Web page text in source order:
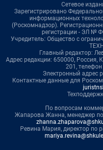
Сетевое
Зарегистрировано
информационных
(Роскомнадзор).
регистрации - ЭЛ №
Учредитель: Общество с
Главный редактор:
Адрес редакции: 650000, Россия,
201,
Электронный адрес
Контактные данные для
По вопросам
Жапарова Жанна, менеджер
Ревина Мария, директор по